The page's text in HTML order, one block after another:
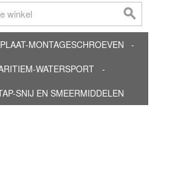
PLAAT-MONTAGESCHROEVEN
WATERSPORT
SNIJ EN SMEERMIDDELEN